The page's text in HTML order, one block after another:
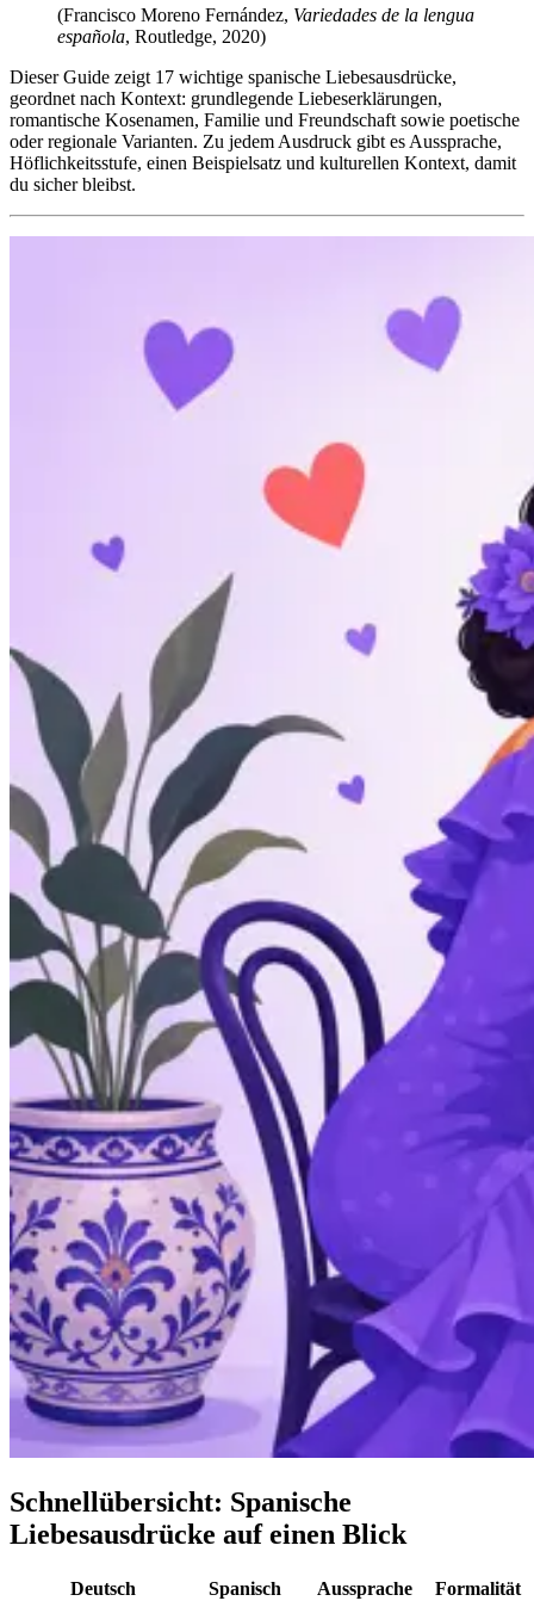
(Francisco Moreno Fernández, Variedades de la lengua
española, Routledge, 2020)
Dieser Guide zeigt 17 wichtige spanische Liebesausdrücke,
geordnet nach Kontext: grundlegende Liebeserklärungen,
romantische Kosenamen, Familie und Freundschaft sowie poetische
oder regionale Varianten. Zu jedem Ausdruck gibt es Aussprache,
Höflichkeitsstufe, einen Beispielsatz und kulturellen Kontext, damit
du sicher bleibst.
Schnellübersicht: Spanische
Liebesausdrücke auf einen Blick
Deutsch Spanisch Aussprache
Formalität